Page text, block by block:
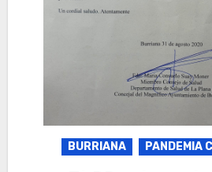
BURRIANA PANDEMIA